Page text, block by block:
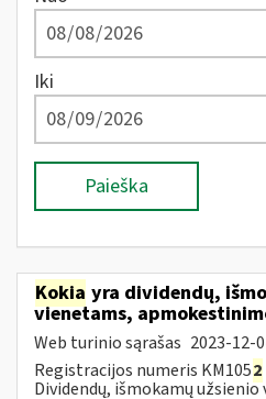
Iki
Paieška
Kokia yra dividendų,
vienetams,
Web turinio sąrašas 2023-12-
Registracijos numeris KM1052
Dividendų, išmokamų užsienio